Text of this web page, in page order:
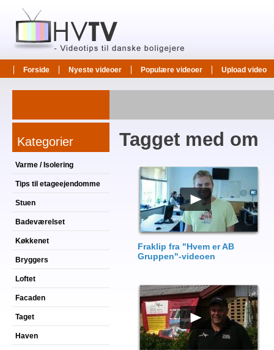
Forside Nyeste videoer Populære videoer Upload video
Kategorier
Varme / Isolering
Tips til etageejendomme
Stuen
Badeværelset
Køkkenet
Bryggers
Loftet
Facaden
Taget
Haven
Tagget med om
Fraklip fra "Hvem er AB
Gruppen"-videoen